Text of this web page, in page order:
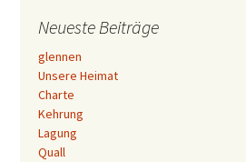
Neueste Beiträge
glennen
Unsere Heimat
Charte
Kehrung
Lagung
Quall